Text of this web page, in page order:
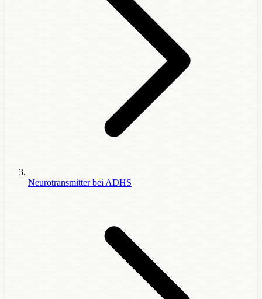
Neurotransmitter bei ADHS